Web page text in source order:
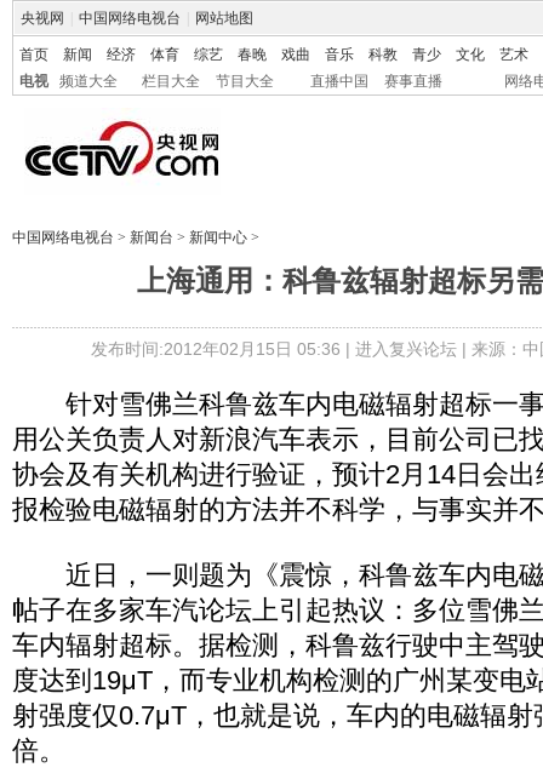
央视网 中国网络电视台 网站地图
首页 新闻 经济 体育 综艺 春晚 戏曲 音乐 科教 青少 文化
艺术
电视
频道大全 栏目大全 节目大全 直播中国 赛事直播 网络
中国网络电视台 > 新闻台 > 新闻中心 >
上海通用：科鲁兹辐射超标另
发布时间:2012年02月15日 05:36 | 进入复兴论坛| 来源：
针对雪佛兰科鲁兹车内电磁辐射超标一
用公关负责人对新浪汽车表示，目前公司已
协会及有关机构进行验证，预计2月14日会
报检验电磁辐射的方法并不科学，与事实并
近日，一则题为《震惊，科鲁兹车内电
帖子在多家车汽论坛上引起热议：多位雪佛
车内辐射超标。据检测，科鲁兹行驶中主驾
度达到19μT，而专业机构检测的广州某变电
射强度仅0.7μT，也就是说，车内的电磁辐
倍。